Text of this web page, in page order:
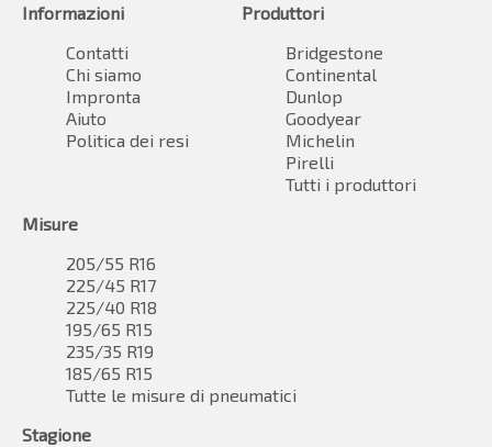
Informazioni
Contatti
Chi siamo
Impronta
Aiuto
Politica dei resi
Produttori
Bridgestone
Continental
Dunlop
Goodyear
Michelin
Pirelli
Tutti i produttori
Misure
205/55 R16
225/45 R17
225/40 R18
195/65 R15
235/35 R19
185/65 R15
Tutte le misure di pneumatici
Stagione